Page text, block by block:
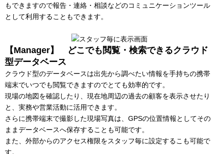
もできますので報告・連絡・相談などのコミュニケーションツール
として利用することもできます。
【Manager】 どこでも閲覧・検索できるクラウド
型データベース
クラウド型のデータベースは出先から調べたい情報を手持ちの携帯
端末でいつでも閲覧できますのでとても効率的です。
現場の地図を確認したり、現在地周辺の過去の顧客を表示させたり
と、実務や営業活動に活用できます。
さらに携帯端末で撮影した現場写真は、GPSの位置情報としてその
ままデータベースへ保存することも可能です。
また、外部からのアクセス権限をスタッフ毎に設定するこも可能で
す。